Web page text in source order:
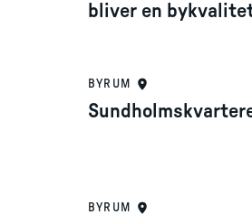
bliver en
BYRUM
BYRUM